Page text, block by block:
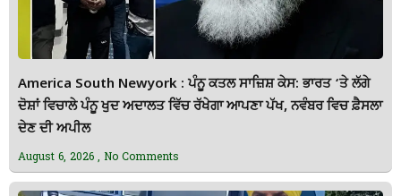
America South Newyork : ਪੰਨੂ ਕਤਲ ਸਾਜ਼ਿਸ਼ ਕੇਸ: ਭਾਰਤ ‘ਤੇ ਲੱਗੇ
ਦੋਸ਼ਾਂ ਵਿਚਾਲੇ ਪੰਨੂ ਖੁਦ ਅਦਾਲਤ ਵਿੱਚ ਰੱਖੇਗਾ ਆਪਣਾ ਪੱਖ, ਨਵੰਬਰ ਵਿਚ ਫ਼ੈਸਲਾ
ਦੇਣ ਦੀ ਅਪੀਲ
August 6, 2026 No Comments